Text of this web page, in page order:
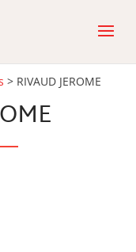
> RIVAUD JEROME